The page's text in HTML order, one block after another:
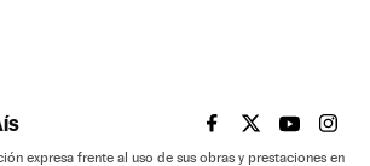
EL PAÍS BRASIL EN
EL PAÍSEL PAÍS
EL
expresa frente al uso de sus obras y prestaciones en